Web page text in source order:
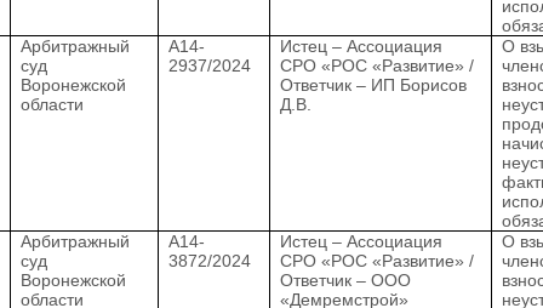
Арбитражный
суд
Воронежской
области
А14-
2937/2024
Истец – Ассоциация
СРО «РОС «Развитие» /
Ответчик – ИП Борисов
Д.В.
О
Арбитражный
суд
Воронежской
области
А14-
3872/2024
Истец – Ассоциация
СРО «РОС «Развитие» /
Ответчик – ООО
«Демремстрой»
О